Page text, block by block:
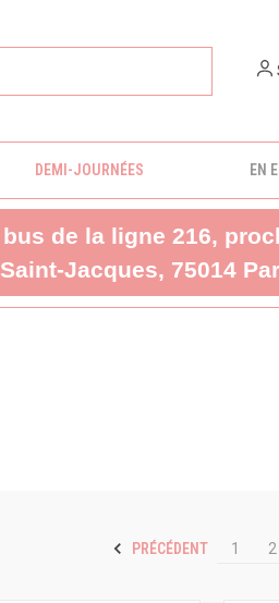
DEMI-JOURNÉES EN
de la ligne 216,
Jacques, 75014
PRÉCÉDENT 1 2